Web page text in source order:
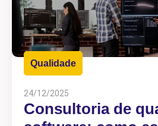
Qualidade
24/12/2025
Consultoria de